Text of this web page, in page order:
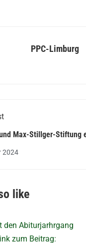
PPC-Limburg
Max-Stillger-Stiftung
2024
like